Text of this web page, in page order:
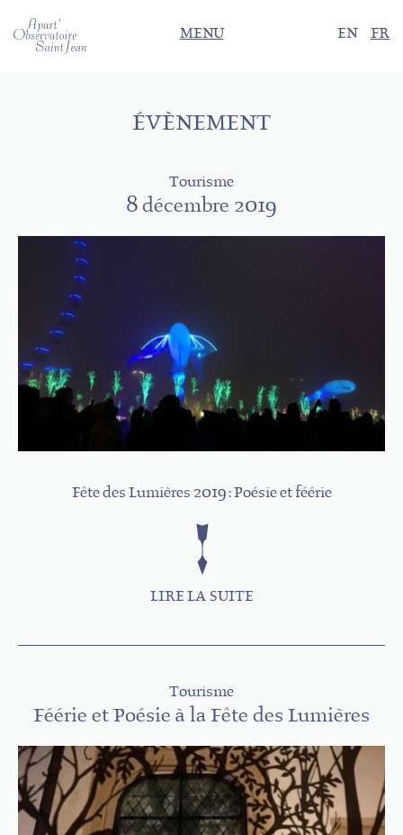
MENU EN FR
ÉVÈNEMENT
Tourisme
8 décembre 2019
Fête des Lumières 2019 : Poésie et féérie
LIRE LA SUITE
Tourisme
Féérie et Poésie à la Fête des Lumières